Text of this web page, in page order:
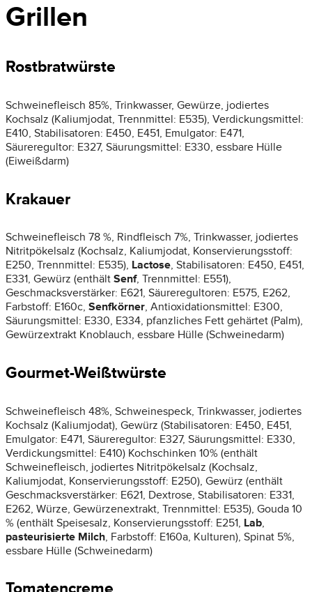
Grillen
Rostbratwürste
Schweinefleisch 85%, Trinkwasser, Gewürze, jodiertes
Kochsalz (Kaliumjodat, Trennmittel: E535), Verdickungsmittel:
E410, Stabilisatoren: E450, E451, Emulgator: E471,
Säureregultor: E327, Säurungsmittel: E330, essbare Hülle
(Eiweißdarm)
Krakauer
Schweinefleisch 78 %, Rindfleisch 7%, Trinkwasser, jodiertes
Nitritpökelsalz (Kochsalz, Kaliumjodat, Konservierungsstoff:
E250, Trennmittel: E535), Lactose, Stabilisatoren: E450, E451,
E331, Gewürz (enthält Senf, Trennmittel: E551),
Geschmacksverstärker: E621, Säureregultoren: E575, E262,
Farbstoff: E160c, Senfkörner, Antioxidationsmittel: E300,
Säurungsmittel: E330, E334, pfanzliches Fett gehärtet (Palm),
Gewürzextrakt Knoblauch, essbare Hülle (Schweinedarm)
Gourmet-Weißtwürste
Schweinefleisch 48%, Schweinespeck, Trinkwasser, jodiertes
Kochsalz (Kaliumjodat), Gewürz (Stabilisatoren: E450, E451,
Emulgator: E471, Säureregultor: E327, Säurungsmittel: E330,
Verdickungsmittel: E410) Kochschinken 10% (enthält
Schweinefleisch, jodiertes Nitritpökelsalz (Kochsalz,
Kaliumjodat, Konservierungsstoff: E250), Gewürz (enthält
Geschmacksverstärker: E621, Dextrose, Stabilisatoren: E331,
E262, Würze, Gewürzenextrakt, Trennmittel: E535), Gouda 10
% (enthält Speisesalz, Konservierungsstoff: E251, Lab,
pasteurisierte Milch, Farbstoff: E160a, Kulturen), Spinat 5%,
essbare Hülle (Schweinedarm)